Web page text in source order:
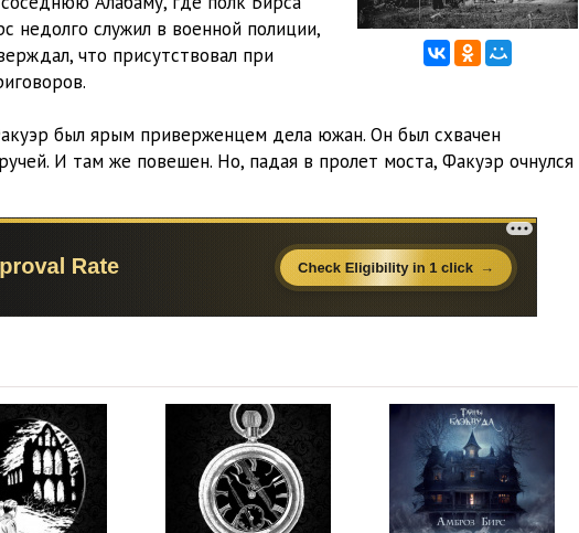
недолго служил в военной полиции,
что присутствовал при
был ярым приверженцем дела южан. Он был схвачен
И там же повешен. Но, падая в пролет моста, Факуэр очнулся